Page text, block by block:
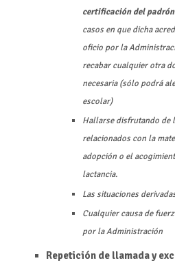
certificación del
casos en que dicha
oficio por la
recabar cualquier otra
necesaria (sólo podrá
escolar)
Hallarse disfrutando de
relacionados con la
adopción o el
lactancia.
Las situaciones
Cualquier causa de
por la Administración
Repetición de llamada y